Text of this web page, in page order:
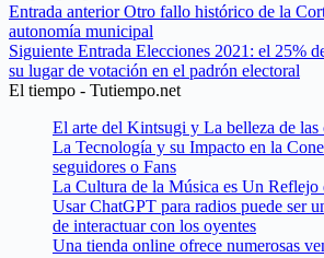
Entrada anteriorOtro fallo histórico de la
autonomía municipal
Siguiente Entrada Elecciones 2021: el 25%
su lugar de votación en el padrón electoral
El tiempo - Tutiempo.net
El arte del Kintsugi y La belleza de las
La Tecnología y su Impacto en la
seguidores o Fans
La Cultura de la Música es Un Reflejo
Usar ChatGPT para radios puede ser
de interactuar con los oyentes
Una tienda online ofrece numerosas